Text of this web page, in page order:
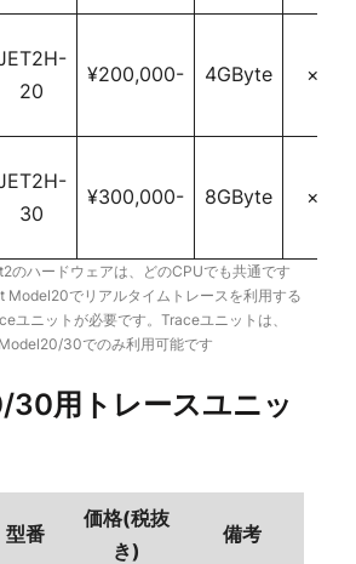
20
¥200,000- 4GByte ×
30
¥300,000- 8GByte ×
のハードウェアは、どのCPUでも共通です
Model20でリアルタイムトレースを利用する
ユニットが必要です。Traceユニットは、
30でのみ利用可能です
30用トレースユニッ
型番
価格(税抜
き)
備考